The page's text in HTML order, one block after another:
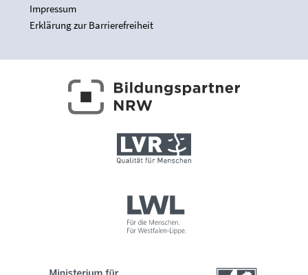
Impressum
Erklärung zur Barrierefreiheit